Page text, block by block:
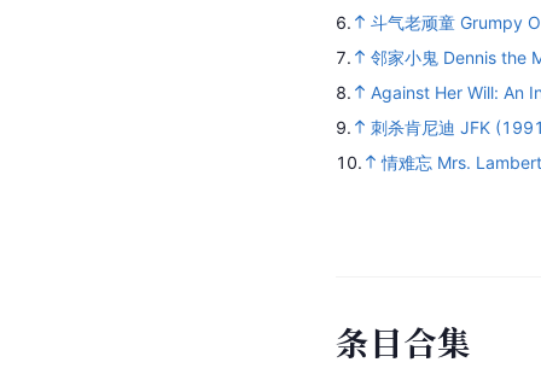
6.
斗气老顽童 Grumpy
7.
邻家小鬼 Dennis the
8.
Against Her Will: An
9.
刺杀肯尼迪 JFK
10.
情难忘 Mrs.
条目合集